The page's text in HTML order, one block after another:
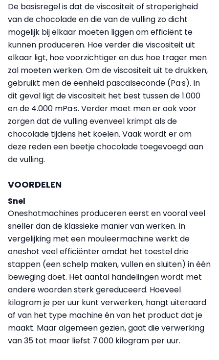
De basisregel is dat de viscositeit of stroperigheid
van de chocolade en die van de vulling zo dicht
mogelijk bij elkaar moeten liggen om efficiënt te
kunnen produceren. Hoe verder die viscositeit uit
elkaar ligt, hoe voorzichtiger en dus hoe trager men
zal moeten werken. Om de viscositeit uit te drukken,
gebruikt men de eenheid pascalseconde (Pa·s). In
dit geval ligt de viscositeit het best tussen de 1.000
en de 4.000 mPa·s. Verder moet men er ook voor
zorgen dat de vulling evenveel krimpt als de
chocolade tijdens het koelen. Vaak wordt er om
deze reden een beetje chocolade toegevoegd aan
de vulling.
VOORDELEN
Snel
Oneshotmachines produceren eerst en vooral veel
sneller dan de klassieke manier van werken. In
vergelijking met een mouleermachine werkt de
oneshot veel efficiënter omdat het toestel drie
stappen (een schelp maken, vullen en sluiten) in één
beweging doet. Het aantal handelingen wordt met
andere woorden sterk gereduceerd. Hoeveel
kilogram je per uur kunt verwerken, hangt uiteraard
af van het type machine én van het product dat je
maakt. Maar algemeen gezien, gaat die verwerking
van 35 tot maar liefst 7.000 kilogram per uur.